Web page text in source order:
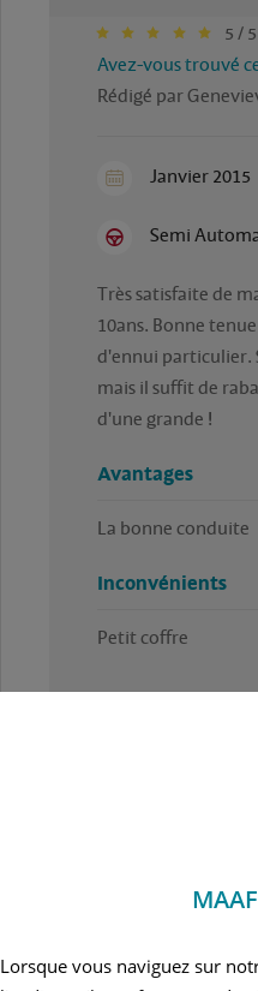
5 / 5
Avez-vous trouvé
Rédigé par
Janvier 2015
Semi
Très satisfaite de
10ans. Bonne
d'ennui particulier.
mais il suffit de
d'une grande !
Avantages
La bonne conduite
Inconvénients
Petit coffre
Avez-vous trouvé
Lorsque vous naviguez sur